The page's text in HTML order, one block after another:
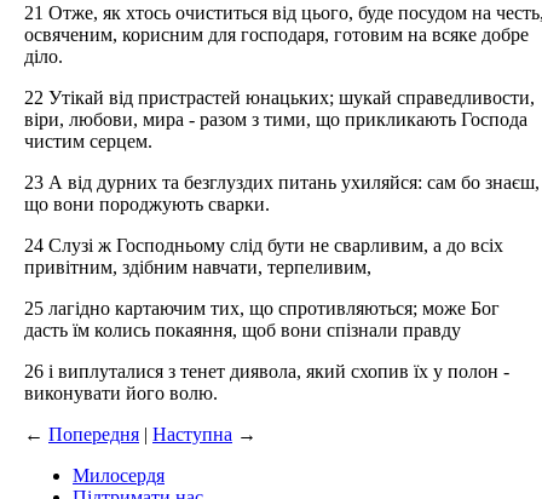
21 Отже, як хтось очиститься від цього, буде посудом на
освяченим, корисним для господаря, готовим на всяке добре
діло.
22 Утікай від пристрастей юнацьких; шукай справедливости,
віри, любови, мира - разом з тими, що прикликають Господа
чистим серцем.
23 А від дурних та безглуздих питань ухиляйся: сам бо знаєш,
що вони породжують сварки.
24 Слузі ж Господньому слід бути не сварливим, а до всіх
привітним, здібним навчати, терпеливим,
25 лагідно картаючим тих, що спротивляються; може Бог
дасть їм колись покаяння, щоб вони спізнали правду
26 і виплуталися з тенет диявола, який схопив їх у полон -
виконувати його волю.
← Попередня | Наступна →
Милосердя